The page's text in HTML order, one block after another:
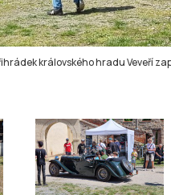
královského hradu Veveří